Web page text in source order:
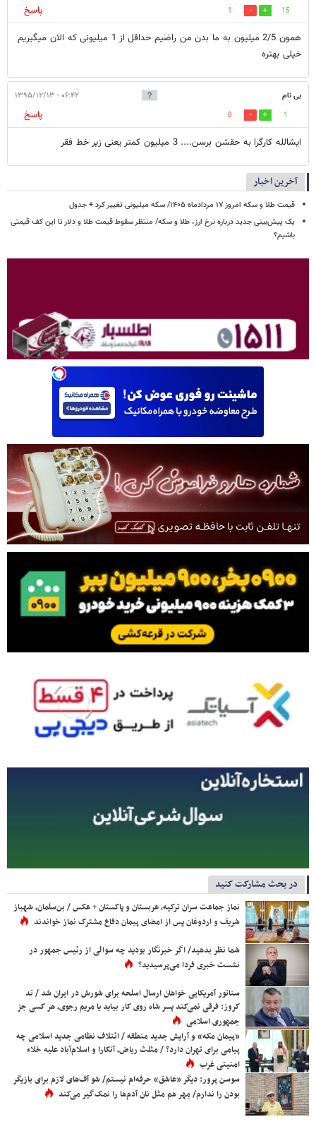
15
1
پاسخ
همون 2/5 میلیون به ما بدن من راضیم حداقل از 1 میلیونی که الان میگیریم
خیلی بهتره
بی نام ۰۶:۴۲ - ۱۳۹۵/۱۲/۱۳
1
0
پاسخ
ایشالله کارگرا به حقشن برسن.... 3 میلیون کمتر یعنی زیر خط فقر
آخرین اخبار
قیمت طلا و سکه امروز ۱۷ مردادماه ۱۴۰۵/ سکه میلیونی تغییر کرد + جدول
یک پیش‌بینی جدید درباره نرخ ارز، طلا و سکه/ منتظر سقوط قیمت طلا و دلار تا این کف قیمتی
باشیم؟
در بحث مشارکت کنید
نماز جماعت سران ترکیه، عربستان و پاکستان + عکس / بن‌سلمان، شهباز
شریف و اردوغان پس از امضای پیمان دفاع مشترک نماز خواندند
شما نظر بدهید/ اگر خبرنگار بودید چه سوالی از رئیس جمهور در
نشست خبری فردا می‌پرسیدید؟
سناتور آمریکایی خواهان ارسال اسلحه برای شورش در ایران شد / تد
کروز: فرقی نمی‌کند پسر شاه روی کار بیاید یا مریم رجوی، هر کسی جز
جمهوری اسلامی
«پیمان مکه» و آرایش جدید منطقه / ائتلاف نظامی جدید اسلامی چه
پیامی برای تهران دارد؟ / مثلث ریاض، آنکارا و اسلام‌آباد علیه خلاء
امنیتی غرب
سوسن پرور: دیگر «عاشق» حرفه‌ام نیستم/ شو آف‌های لازم برای بازیگر
بودن را ندارم/ مِهر هم مثل نان آدم‌ها را نمک‌گیر می‌کند